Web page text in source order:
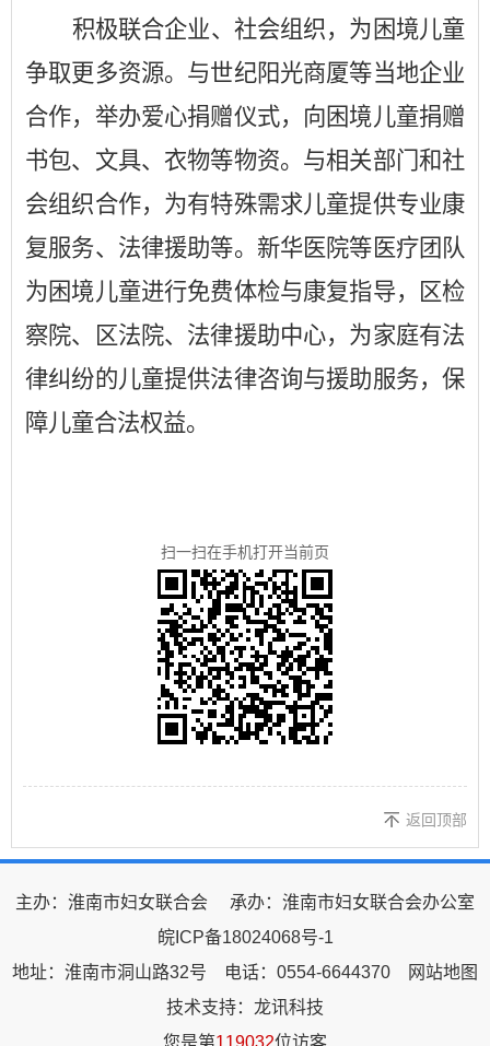
积极联合企业、社会组织，为困境儿童
争取更多资源。 与世纪阳光商厦等当地企业
合作， 举办爱心捐赠仪式， 向困境儿童捐赠
书包、文具、衣物等物资。 与相关部门和社
会组织合作，为有特殊需求儿童提供专业康
复服务、法律援助等。 新华医院等 医疗团队
为 困境儿童进行免费体检与康复指导，
区检
察院、区法院、 法律援助中心，为家庭有法
律纠纷的儿童提供法律咨询与援助服务，保
障儿童合法权益。
扫一扫在手机打开当前页
返回顶部
主办：淮南市妇女联合会
承办：淮南市妇女联合会办公室
皖ICP备18024068号-1
地址：淮南市洞山路32号
电话：0554-6644370
网站地图
技术支持：龙讯科技
您是第119032位访客